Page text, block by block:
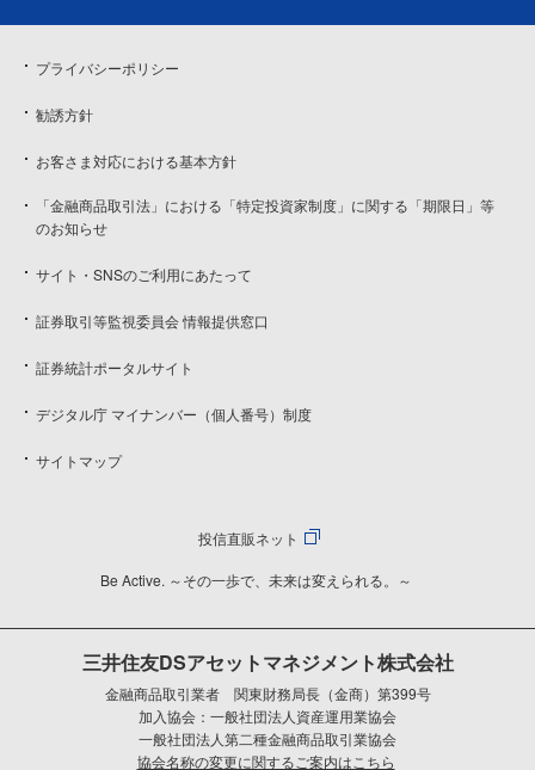
プライバシーポリシー
勧誘方針
お客さま対応における基本方針
「金融商品取引法」における「特定投資家制度」に関する「期限日」等
のお知らせ
サイト・SNSのご利用にあたって
証券取引等監視委員会 情報提供窓口
証券統計ポータルサイト
デジタル庁 マイナンバー（個人番号）制度
サイトマップ
投信直販ネット
Be Active. ～その一歩で、未来は変えられる。～
三井住友DSアセットマネジメント株式会社
金融商品取引業者 関東財務局長（金商）第399号
加入協会：一般社団法人資産運用業協会
一般社団法人第二種金融商品取引業協会
協会名称の変更に関するご案内はこちら